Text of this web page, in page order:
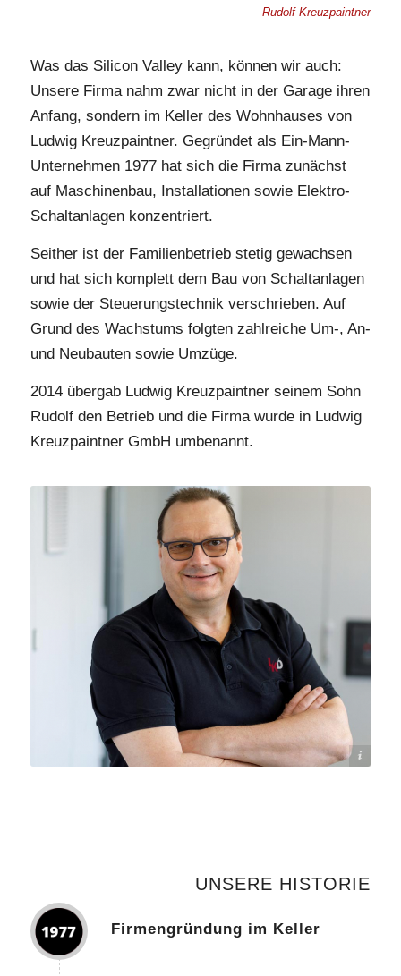
Rudolf Kreuzpaintner
Was das Silicon Valley kann, können wir auch:
Unsere Firma nahm zwar nicht in der Garage ihren
Anfang, sondern im Keller des Wohnhauses von
Ludwig Kreuzpaintner. Gegründet als Ein-Mann-
Unternehmen 1977 hat sich die Firma zunächst
auf Maschinenbau, Installationen sowie Elektro-
Schaltanlagen konzentriert.
Seither ist der Familienbetrieb stetig gewachsen
und hat sich komplett dem Bau von Schaltanlagen
sowie der Steuerungstechnik verschrieben. Auf
Grund des Wachstums folgten zahlreiche Um-, An-
und Neubauten sowie Umzüge.
2014 übergab Ludwig Kreuzpaintner seinem Sohn
Rudolf den Betrieb und die Firma wurde in Ludwig
Kreuzpaintner GmbH umbenannt.
Bildrechte: Ludwig Kreuzpaintner GmbH
UNSERE HISTORIE
Firmengründung im Keller